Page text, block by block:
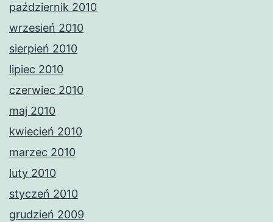
październik 2010
wrzesień 2010
sierpień 2010
lipiec 2010
czerwiec 2010
maj 2010
kwiecień 2010
marzec 2010
luty 2010
styczeń 2010
grudzień 2009